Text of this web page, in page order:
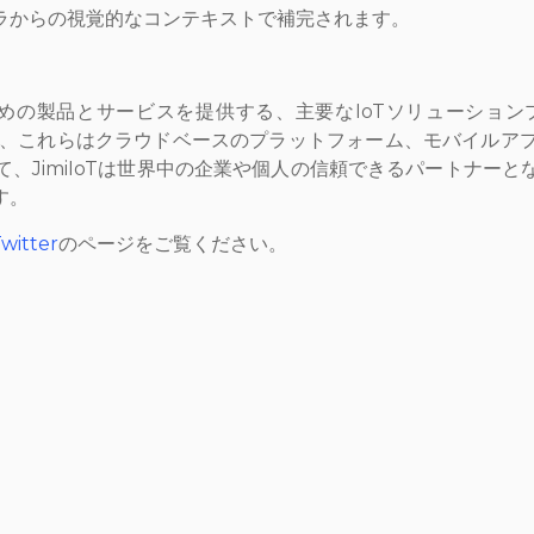
らの視覚的なコンテキストで補完されます。
の製品とサービスを提供する、主要なIoTソリューショ
これらはクラウドベースのプラットフォーム、モバイルア
JimiIoTは世界中の企業や個人の信頼できるパートナー
のページをご覧ください。